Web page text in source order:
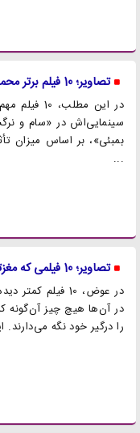
تصاویر؛ 10 فیلم برتر محمدرضا گلزار؛ از سام و نرگس تا سلام بمبئی
در این
سینمایی‌اش در «سام و
بمبئی»، بر اساس میزان
...
تصاویر؛ 10 فیلمی که مغزتان را منفجر می‌کنند!
در عوض، 10 فیلم
در آن‌ها هیچ چیز آن‌گونه
را درگیر خود نگه